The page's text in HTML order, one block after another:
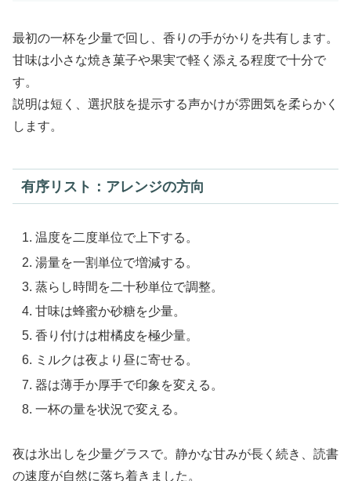
最初の一杯を少量で回し、香りの手がかりを共有します。
甘味は小さな焼き菓子や果実で軽く添える程度で十分で
す。
説明は短く、選択肢を提示する声かけが雰囲気を柔らかく
します。
有序リスト：アレンジの方向
温度を二度単位で上下する。
湯量を一割単位で増減する。
蒸らし時間を二十秒単位で調整。
甘味は蜂蜜か砂糖を少量。
香り付けは柑橘皮を極少量。
ミルクは夜より昼に寄せる。
器は薄手か厚手で印象を変える。
一杯の量を状況で変える。
夜は氷出しを少量グラスで。静かな甘みが長く続き、読書
の速度が自然に落ち着きました。